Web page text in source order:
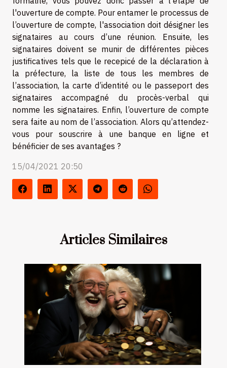
l'ouverture de compte. Pour entamer le processus de
l’ouverture de compte, l'association doit désigner les
signataires au cours d’une réunion. Ensuite, les
signataires doivent se munir de différentes pièces
justificatives tels que le recepicé de la déclaration à
la préfecture, la liste de tous les membres de
l’association, la carte d’identité ou le passeport des
signataires accompagné du procès-verbal qui
nomme les signataires. Enfin, l’ouverture de compte
sera faite au nom de l’association. Alors qu’attendez-
vous pour souscrire à une banque en ligne et
bénéficier de ses avantages ?
15/04/2021 20:50
Articles Similaires